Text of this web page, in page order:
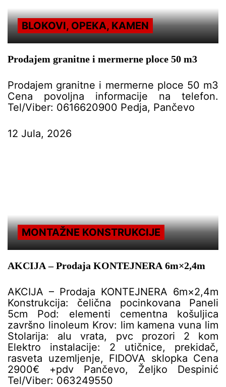
BLOKOVI, OPEKA, KAMEN
Prodajem granitne i mermerne ploce 50 m3
Prodajem granitne i mermerne ploce 50 m3
Cena povoljna informacije na telefon.
Tel/Viber: 0616620900 Pedja, Pančevo
12 Jula, 2026
MONTAŽNE KONSTRUKCIJE
AKCIJA – Prodaja KONTEJNERA 6m×2,4m
AKCIJA – Prodaja KONTEJNERA 6m×2,4m
Konstrukcija: čelična pocinkovana Paneli
5cm Pod: elementi cementna košuljica
završno linoleum Krov: lim kamena vuna lim
Stolarija: alu vrata, pvc prozori 2 kom
Elektro instalacije: 2 utičnice, prekidač,
rasveta uzemljenje, FIDOVA sklopka Cena
2900€ +pdv Pančevo, Željko Despinić
Tel/Viber: 063249550